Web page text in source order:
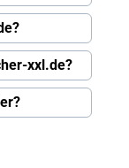
xxl.de?